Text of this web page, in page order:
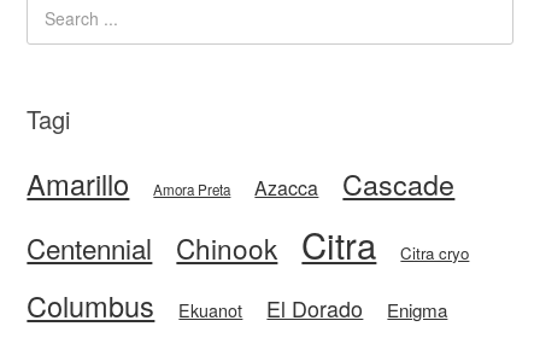
Tagi
Amarillo Amora Preta Azacca Cascade
Centennial Chinook Citra Citra cryo
Columbus Ekuanot El Dorado Enigma